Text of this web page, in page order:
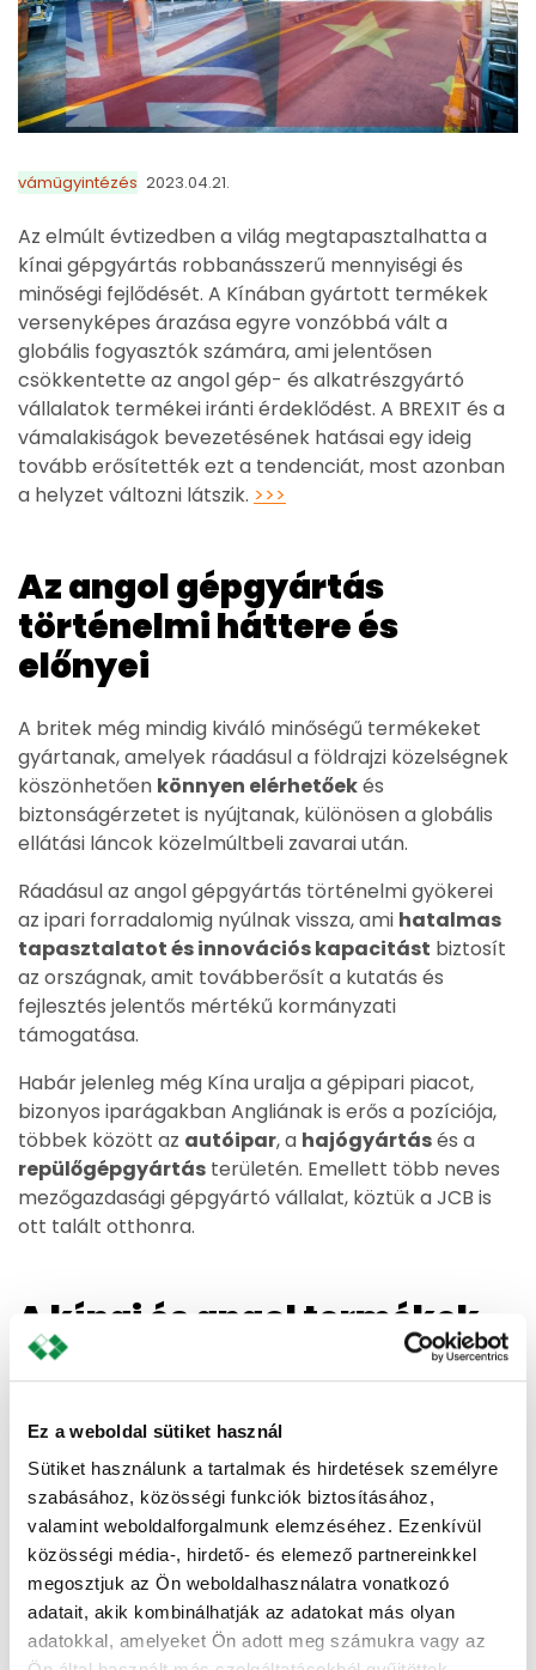
Ez a weboldal sütiket használ
Sütiket használunk a tartalmak és hirdetések személyre
szabásához, közösségi funkciók biztosításához,
valamint weboldalforgalmunk elemzéséhez. Ezenkívül
közösségi média-, hirdető- és elemező partnereinkkel
megosztjuk az Ön weboldalhasználatra vonatkozó
adatait, akik kombinálhatják az adatokat más olyan
adatokkal, amelyeket Ön adott meg számukra vagy az
vámügyintézés 2023.04.21.
Az elmúlt évtizedben a világ megtapasztalhatta a
kínai gépgyártás robbanásszerű mennyiségi és
minőségi fejlődését. A Kínában gyártott termékek
versenyképes árazása egyre vonzóbbá vált a
globális fogyasztók számára, ami jelentősen
csökkentette az angol gép- és alkatrészgyártó
vállalatok termékei iránti érdeklődést. A BREXIT és a
vámalakiságok bevezetésének hatásai egy ideig
tovább erősítették ezt a tendenciát, most azonban
a helyzet változni látszik. >>>
Az angol gépgyártás
történelmi háttere és
előnyei
A britek még mindig kiváló minőségű termékeket
gyártanak, amelyek ráadásul a földrajzi közelségnek
köszönhetően könnyen elérhetőekés
biztonságérzetet is nyújtanak, különösen a globális
ellátási láncok közelmúltbeli zavarai után.
Ráadásul az angol gépgyártás történelmi gyökerei
az ipari forradalomig nyúlnak vissza, ami hatalmas
tapasztalatot és innovációs kapacitást biztosít
az országnak, amit továbberősít a kutatás és
fejlesztés jelentős mértékű kormányzati
támogatása.
Habár jelenleg még Kína uralja a gépipari piacot,
bizonyos iparágakban Angliának is erős a pozíciója,
többek között az autóipar, a hajógyártásés a
repülőgépgyártás területén. Emellett több neves
mezőgazdasági gépgyártó vállalat, köztük a JCB is
ott talált otthonra.
A kínai és angol termékek
összehasonlítása: mit
érdemes figyelembe venni?
A Kínában és Angliában gyártott termékek
összehasonlításakor nemcsak az árat és a
minőséget, hanem a konkrét felhasználási célt, a
rendelkezésre állást, a szabványokat, a szállítási
költségeket és a vámalakiságokat is figyelembe kell
venni.
Bizonyos esetekben a döntő tényező aszállítási idő